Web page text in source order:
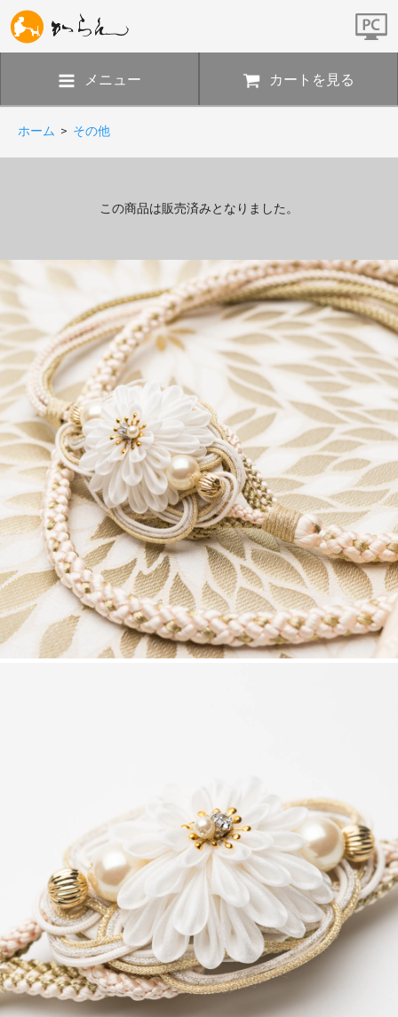
メニュー カートを見る
ホーム > その他
この商品は販売済みとなりました。